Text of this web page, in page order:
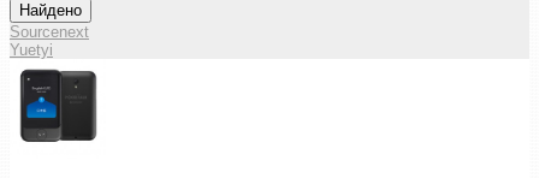
Найдено
Sourcenext
Yuetyi